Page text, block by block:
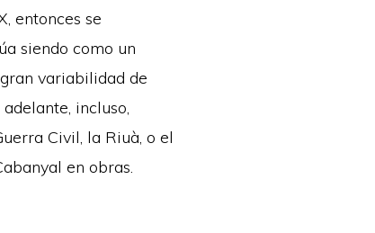
entonces se
siendo como un
variabilidad de
incluso,
Civil, la Riuà, o el
en obras.